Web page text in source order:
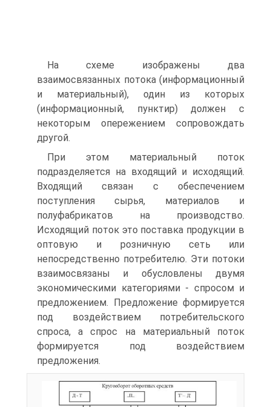
На схеме изображены два
взаимосвязанных потока (информационный
и материальный), один из которых
(информационный, пунктир) должен с
некоторым опережением сопровождать
другой.
При этом материальный поток
подразделяется на входящий и исходящий.
Входящий связан с обеспечением
поступления сырья, материалов и
полуфабрикатов на производство.
Исходящий поток это поставка продукции в
оптовую и розничную сеть или
непосредственно потребителю. Эти потоки
взаимосвязаны и обусловлены двумя
экономическими категориями - спросом и
предложением. Предложение формируется
под воздействием потребительского
спроса, а спрос на материальный поток
формируется под воздействием
предложения.